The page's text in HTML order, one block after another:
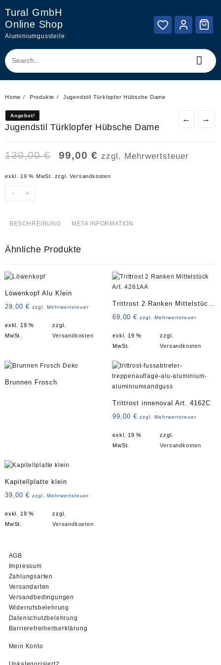
content
Tural GmbH
Online Shop
Aluminiumgussteile
Home Produkte Jugendstil Türklopfer Hübsche Dame
Angebot! ← →
Jugendstil Türklopfer Hübsche Dame
139,00€
Ursprünglicher
war:
99,00 € Aktueller
ist:
zzgl. Mehrwertsteuer
exkl. 19 % MwSt. zzgl.Versandkosten
- +
BESCHREIBUNG META INFORMATION
Angebot!
Ähnliche Produkte
Löwenkopf Alu Klein
29,00 € zzgl. Mehrwertsteuer
exkl. 19 %
MwSt.
zzgl.
Versandkosten
Trittrost 2 Ranken Mittelstück
Art. 4261AA
69,00€ zzgl. Mehrwertsteuer
exkl. 19 %
MwSt.
zzgl.
Versandkosten
Brunnen Frosch
Trittrost innenoval Art. 4162C
99,00€ zzgl. Mehrwertsteuer
exkl. 19 %
MwSt.
zzgl.
Versandkosten
Kapitellplatte klein
39,00 € zzgl. Mehrwertsteuer
exkl. 19 %
MwSt.
zzgl.
Versandkosten
AGB
Impressum
Zahlungsarten
Versandarten
Versandbedingungen
Widerrufsbelehrung
Datenschutzbelehrung
Barrierefreiheitserklärung
Mein Konto